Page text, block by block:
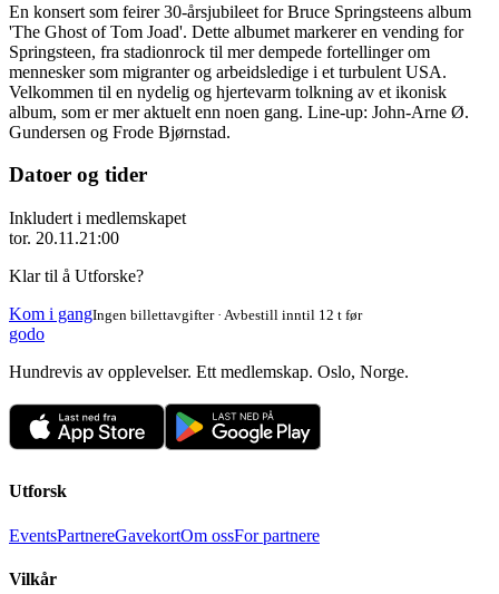
En konsert som feirer 30-årsjubileet for Bruce Springsteens album
'The Ghost of Tom Joad'. Dette albumet markerer en vending for
Springsteen, fra stadionrock til mer dempede fortellinger om
mennesker som migranter og arbeidsledige i et turbulent USA.
Velkommen til en nydelig og hjertevarm tolkning av et ikonisk
album, som er mer aktuelt enn noen gang. Line-up: John-Arne Ø.
Gundersen og Frode Bjørnstad.
Datoer og tider
Inkludert i medlemskapet
tor. 20.11.21:00
Klar til å Utforske?
Kom i gangIngen billettavgifter · Avbestill inntil 12 t før
godo
Hundrevis av opplevelser. Ett medlemskap. Oslo, Norge.
Utforsk
EventsPartnereGavekortOm ossFor partnere
Vilkår